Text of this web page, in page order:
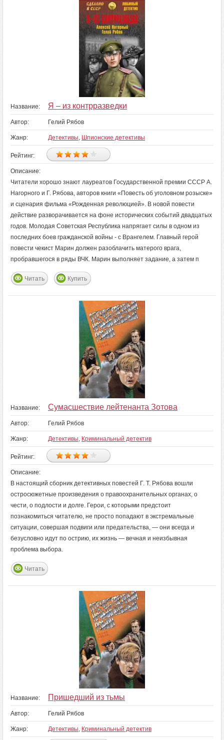
Название: Я – из контрразведки
Автор: Гелий Рябов
Жанр: Детективы, Шпионские детективы
Рейтинг:
Описание:
Читатели хорошо знают лауреатов Государственной премии СССР А.
Нагорного и Г. Рябова, авторов книги «Повесть об уголовном розыске»
и сценария фильма «Рожденная революцией». В новой повести
действие разворачивается на фоне исторических событий двадцатых
годов. Молодая Советская Республика напрягает силы в одном из
последних боев гражданской войны - с Врангелем. Главный герой
повести чекист Марин должен разоблачить матерого врага,
пробравшегося в ряды ВЧК. Марин выполняет задание, а затем п
Читать Купить
Название: Сумасшествие лейтенанта Зотова
Автор: Гелий Рябов
Жанр: Детективы, Криминальный детектив
Рейтинг:
Описание:
В настоящий сборник детективных повестей Г. Т. Рябова вошли
остросюжетные произведения о правоохранительных органах, о
чести, о подлости и долге. Герои, с которыми предстоит
познакомиться читателю, не просто попадают в экстремальные
ситуации, совершая подвиги или предательства, — они всегда и
безусловно идут по острию, их жизнь — вечная и неизбывная
проблема выбора.
Читать
Название: Пришедший из тьмы
Автор: Гелий Рябов
Жанр: Детективы, Криминальный детектив